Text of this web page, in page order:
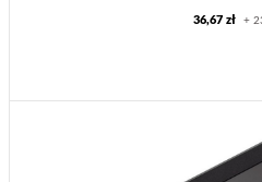
36,67 zł +